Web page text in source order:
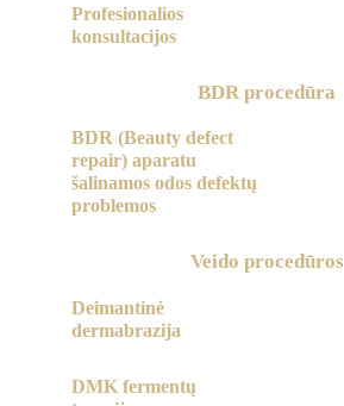
Profesionalios
konsultacijos
BDR procedūra
BDR (Beauty defect
repair) aparatu
šalinamos odos defektų
problemos
Veido procedūros
Deimantinė
dermabrazija
DMK fermentų